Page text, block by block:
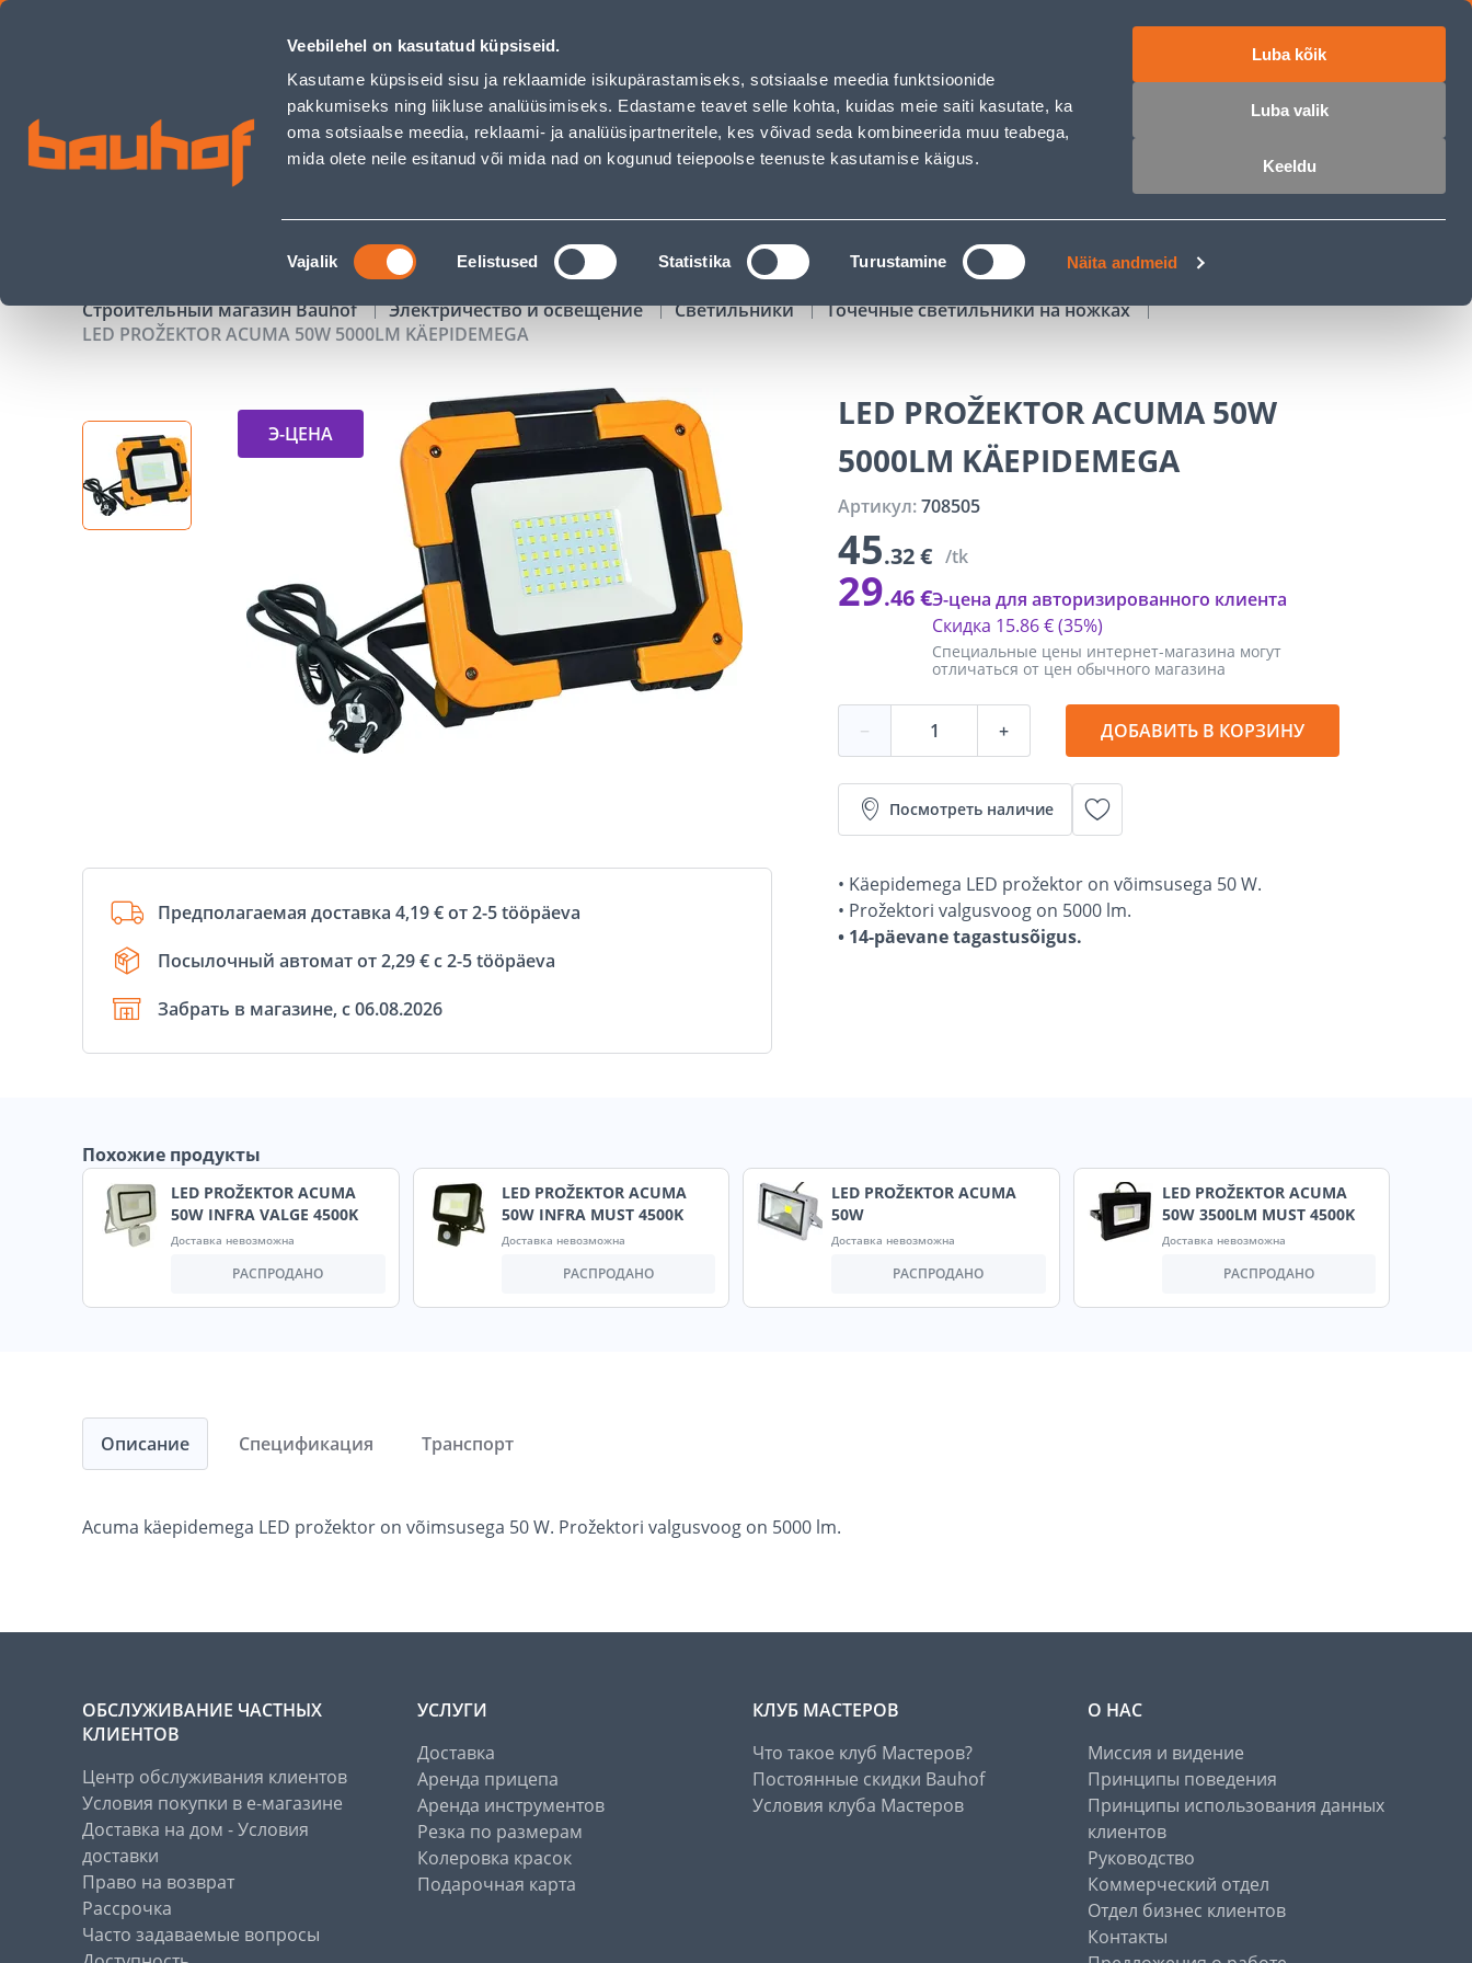
Veebilehel on kasutatud küpsiseid.
Kasutame küpsiseid sisu ja reklaamide isikupärastamiseks, sotsiaalse meedia funktsioonide
pakkumiseks ning liikluse analüüsimiseks. Edastame teavet selle kohta, kuidas meie saiti kasutate, ka
oma sotsiaalse meedia, reklaami- ja analüüsipartneritele, kes võivad seda kombineerida muu teabega,
mida olete neile esitanud või mida nad on kogunud teiepoolse teenuste kasutamise käigus.
Nõusoleku
valik
Vajalik Eelistused Statistika Turustamine Näita andmeid
Luba kõik
Luba valik
Keeldu
LED PROŽEKTOR ACUMA 50W 5000LM KÄEPIDEMEGA - Bauhof has loaded
Обслуживание бизнес-клиентов Обслуживание частных клиентов Услуги Предложения о работе
ПОИСК
АКЦИИ КАТАЛОГИ АРЕНДА ИНСТРУМЕНТОВ РАССРОЧКА
Строительный магазин Bauhof Электричество и освещение Светильники
Точечные светильники на ножках
LED PROŽEKTOR ACUMA 50W 5000LM KÄEPIDEMEGA
Э-ЦЕНА
Предполагаемая доставка 4,19 € от 2-5 tööpäeva
Посылочный автомат от 2,29 € с 2-5 tööpäeva
Забрать в магазине, с 06.08.2026
LED PROŽEKTOR ACUMA 50W
5000LM KÄEPIDEMEGA
Артикул:708505
45.32 € /tk
29.46 €
Специальные цены интернет-магазина могут
отличаться от цен обычного магазина
Скидка 15.86 €(35%)
Э-цена для авторизированного клиента
− + ДОБАВИТЬ В КОРЗИНУ
Посмотреть наличие
• Käepidemega LED prožektor on võimsusega 50 W.
• Prožektori valgusvoog on 5000 lm.
• 14-päevane tagastusõigus.
Похожие продукты
LED PROŽEKTOR ACUMA
50W INFRA VALGE 4500K
Доставка невозможна
РАСПРОДАНО
LED PROŽEKTOR ACUMA
50W INFRA MUST 4500K
Доставка невозможна
РАСПРОДАНО
LED PROŽEKTOR ACUMA
50W
Доставка невозможна
РАСПРОДАНО
LED PROŽEKTOR ACUMA
50W 3500LM MUST 4500K
Доставка невозможна
РАСПРОДАНО
Описание
Acuma käepidemega LED prožektor on võimsusega 50 W. Prožektori valgusvoog on 5000 lm.
Спецификация Транспорт
ОБСЛУЖИВАНИЕ ЧАСТНЫХ
КЛИЕНТОВ
Центр обслуживания клиентов
Условия покупки в е-магазине
Доставка на дом - Условия
доставки
Право на возврат
Рассрочка
Часто задаваемые вопросы
УСЛУГИ
Доставка
Аренда прицепа
Аренда инструментов
Резка по размерам
Колеровка красок
Подарочная карта
КЛУБ МАСТЕРОВ
Что такое клуб Мастеров?
Постоянные скидки Bauhof
Условия клуба Мастеров
О НАС
Миссия и видение
Принципы поведения
Принципы использования данных
клиентов
Руководство
Коммерческий отдел
Отдел бизнес клиентов
Контакты